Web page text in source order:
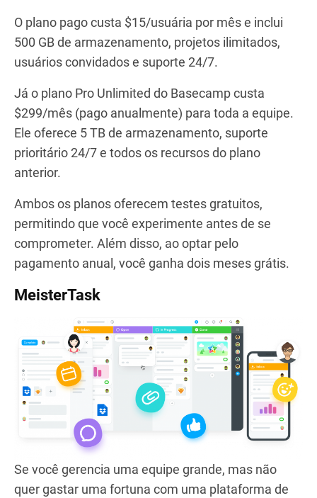
O plano pago custa $15/usuária por mês e inclui
500 GB de armazenamento, projetos ilimitados,
usuários convidados e suporte 24/7.
Já o plano Pro Unlimited do Basecamp custa
$299/mês (pago anualmente) para toda a equipe.
Ele oferece 5 TB de armazenamento, suporte
prioritário 24/7 e todos os recursos do plano
anterior.
Ambos os planos oferecem testes gratuitos,
permitindo que você experimente antes de se
comprometer. Além disso, ao optar pelo
pagamento anual, você ganha dois meses grátis.
MeisterTask
Se você gerencia uma equipe grande, mas não
quer gastar uma fortuna com uma plataforma de